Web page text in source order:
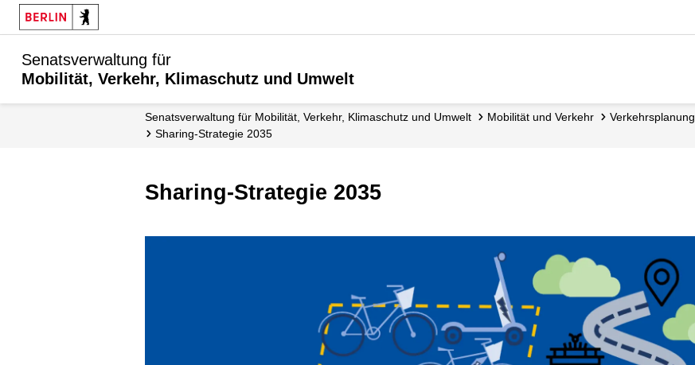
Senatsverwaltung für
Mobilität, Verkehr, Klimaschutz und Umwelt
Senatsverwaltung für Mobilität, Verkehr, Klimaschutz und Umwelt Mobilität und Verkehr Verkehrsplanung
Sharing-Strategie 2035
Sharing-Strategie 2035